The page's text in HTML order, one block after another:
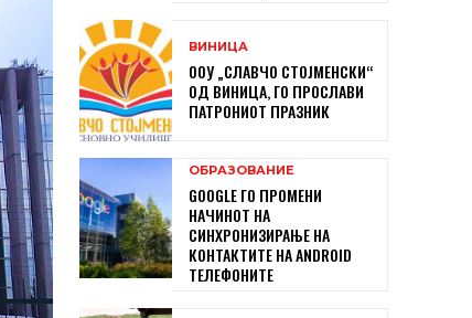
ВИНИЦА
ООУ „СЛАВЧО СТОЈМЕНСКИ“
ОД ВИНИЦА, ГО ПРОСЛАВИ
ПАТРОНИОТ ПРАЗНИК
ОБРАЗОВАНИЕ
GOOGLE ГО ПРОМЕНИ
НАЧИНОТ НА
СИНХРОНИЗИРАЊЕ НА
КОНТАКТИТЕ НА ANDROID
ТЕЛЕФОНИТЕ